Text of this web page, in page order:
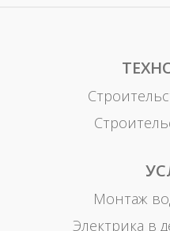
Монтаж
Электрика в